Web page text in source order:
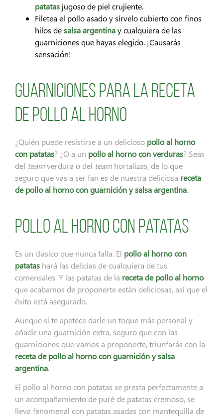
patatas jugoso de piel crujiente.
Filetea el pollo asado y sírvelo cubierto con finos
hilos desalsa argentinay cualquiera de las
guarniciones que hayas elegido. ¡Causarás
sensación!
Guarniciones para la receta
de pollo al horno
¿Quién puede resistirse a un delicioso pollo al horno
con patatas? ¿O a un pollo al horno con verduras? Seas
del teamverdura o del team hortalizas, de lo que
seguro que vas a ser fan es de nuestra deliciosa receta
de pollo al horno con guarnición y salsa argentina.
Pollo al horno con patatas
Es un clásico que nunca falla. El pollo al horno con
patatas hará las delicias de cualquiera de tus
comensales. Y las patatas de la receta de pollo al horno
que acabamos de proponerte están deliciosas, así que el
éxito está asegurado.
Aunque si te apetece darle un toque más personal y
añadir una guarnición extra, seguro que con las
guarniciones que vamos a proponerte, triunfarás con la
receta de pollo al horno con guarnición y salsa
argentina.
El pollo al horno con patatas se presta perfectamente a
un acompañamiento de puré de patatas cremoso, se
lleva fenomenal con patatas asadas con mantequilla de